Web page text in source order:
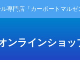
専門店「カーポートマルゼ
ンラインショッ